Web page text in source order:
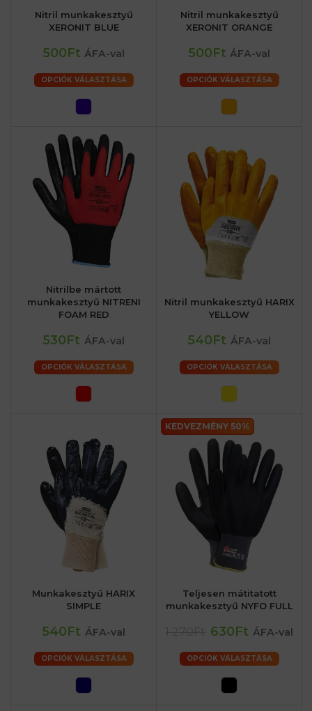
Nitril munkakesztyű
XERONIT BLUE
500Ft ÁFA-val
OPCIÓK VÁLASZTÁSA
Nitril munkakesztyű
XERONIT ORANGE
500Ft ÁFA-val
OPCIÓK VÁLASZTÁSA
Nitrilbe mártott
munkakesztyű NITRENI
FOAM RED
530Ft ÁFA-val
OPCIÓK VÁLASZTÁSA
Nitril munkakesztyű HARIX
YELLOW
540Ft ÁFA-val
OPCIÓK VÁLASZTÁSA
Munkakesztyű HARIX
SIMPLE
540Ft ÁFA-val
OPCIÓK VÁLASZTÁSA
KEDVEZMÉNY 50%
Teljesen mátitatott
munkakesztyű NYFO FULL
630Ft ÁFA-val
OPCIÓK VÁLASZTÁSA